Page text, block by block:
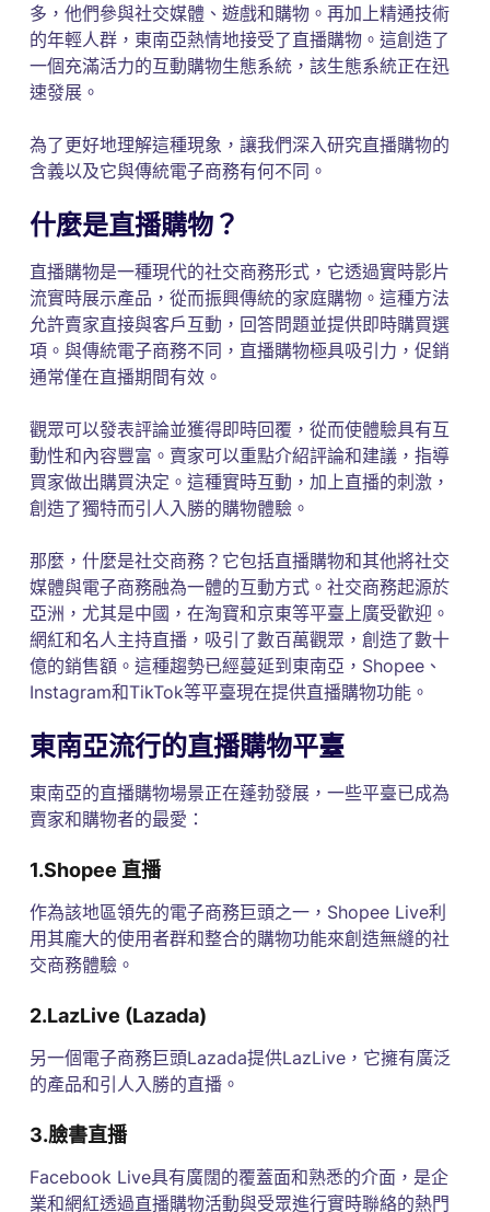
多，他們參與社交媒體、遊戲和購物。再加上精通技術
的年輕人群，東南亞熱情地接受了直播購物。這創造了
一個充滿活力的互動購物生態系統，該生態系統正在迅
速發展。
為了更好地理解這種現象，讓我們深入研究直播購物的
含義以及它與傳統電子商務有何不同。
什麼是直播購物？
直播購物是一種現代的社交商務形式，它透過實時影片
流實時展示產品，從而振興傳統的家庭購物。這種方法
允許賣家直接與客戶互動，回答問題並提供即時購買選
項。與傳統電子商務不同，直播購物極具吸引力，促銷
通常僅在直播期間有效。
觀眾可以發表評論並獲得即時回覆，從而使體驗具有互
動性和內容豐富。賣家可以重點介紹評論和建議，指導
買家做出購買決定。這種實時互動，加上直播的刺激，
創造了獨特而引人入勝的購物體驗。
那麼，什麼是社交商務？它包括直播購物和其他將社交
媒體與電子商務融為一體的互動方式。社交商務起源於
亞洲，尤其是中國，在淘寶和京東等平臺上廣受歡迎。
網紅和名人主持直播，吸引了數百萬觀眾，創造了數十
億的銷售額。這種趨勢已經蔓延到東南亞，Shopee、
Instagram和TikTok等平臺現在提供直播購物功能。
東南亞流行的直播購物平臺
東南亞的直播購物場景正在蓬勃發展，一些平臺已成為
賣家和購物者的最愛：
1.Shopee 直播
作為該地區領先的電子商務巨頭之一，Shopee Live利
用其龐大的使用者群和整合的購物功能來創造無縫的社
交商務體驗。
2.LazLive (Lazada)
另一個電子商務巨頭Lazada提供LazLive，它擁有廣泛
的產品和引人入勝的直播。
3.臉書直播
Facebook Live具有廣闊的覆蓋面和熟悉的介面，是企
業和網紅透過直播購物活動與受眾進行實時聯絡的熱門